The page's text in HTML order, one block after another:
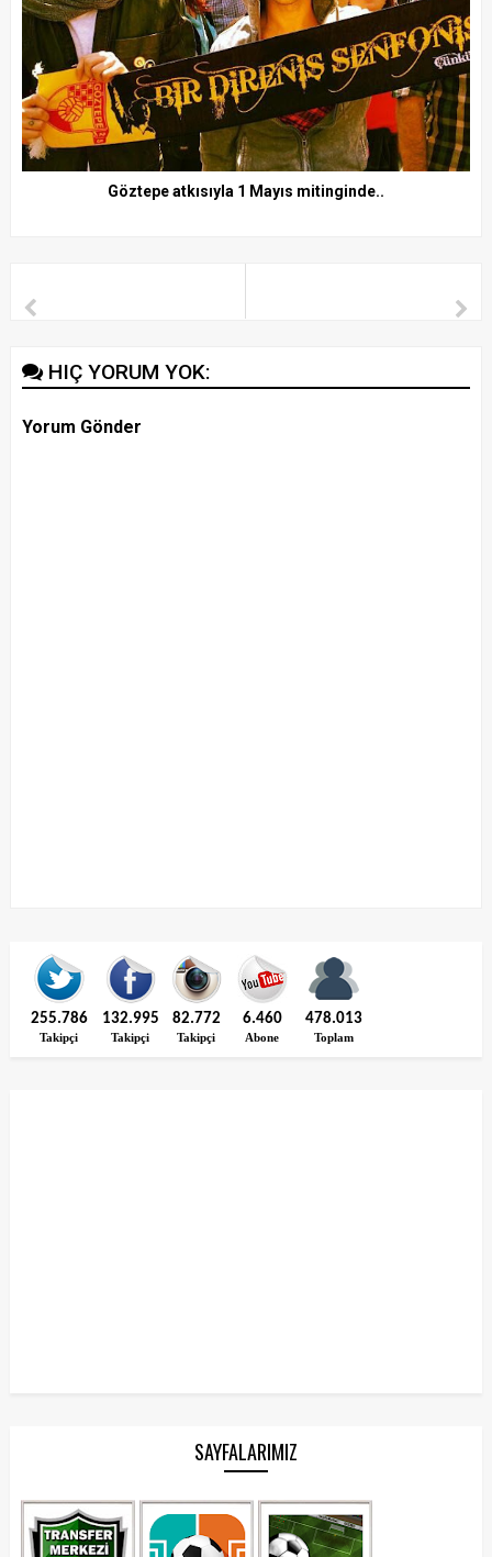
Göztepe atkısıyla 1 Mayıs mitinginde..
HIÇ YORUM YOK:
Yorum Gönder
255.786
Takipçi
132.995
Takipçi
82.772
Takipçi
6.460
Abone
478.013
Toplam
SAYFALARIMIZ